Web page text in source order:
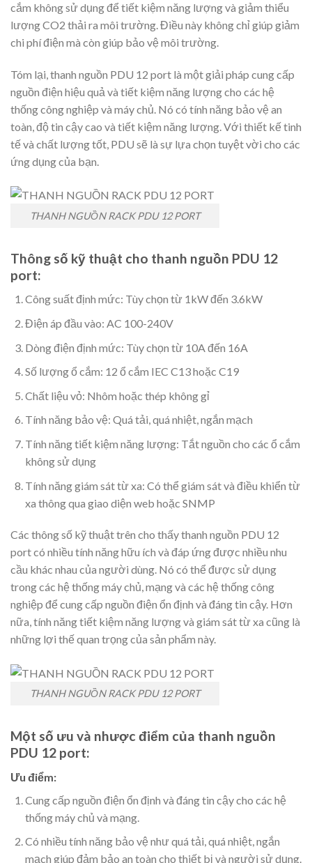
cắm không sử dụng để tiết kiệm năng lượng và giảm thiểu
lượng CO2 thải ra môi trường. Điều này không chỉ giúp giảm
chi phí điện mà còn giúp bảo vệ môi trường.
Tóm lại, thanh nguồn PDU 12 port là một giải pháp cung cấp
nguồn điện hiệu quả và tiết kiệm năng lượng cho các hệ
thống công nghiệp và máy chủ. Nó có tính năng bảo vệ an
toàn, độ tin cậy cao và tiết kiệm năng lượng. Với thiết kế tinh
tế và chất lượng tốt, PDU sẽ là sự lựa chọn tuyệt vời cho các
ứng dụng của bạn.
THANH NGUỒN RACK PDU 12 PORT
Thông số kỹ thuật cho thanh nguồn PDU 12
port:
Công suất định mức: Tùy chọn từ 1kW đến 3.6kW
Điện áp đầu vào: AC 100-240V
Dòng điện định mức: Tùy chọn từ 10A đến 16A
Số lượng ổ cắm: 12 ổ cắm IEC C13 hoặc C19
Chất liệu vỏ: Nhôm hoặc thép không gỉ
Tính năng bảo vệ: Quá tải, quá nhiệt, ngắn mạch
Tính năng tiết kiệm năng lượng: Tắt nguồn cho các ổ cắm
không sử dụng
Tính năng giám sát từ xa: Có thể giám sát và điều khiển từ
xa thông qua giao diện web hoặc SNMP
Các thông số kỹ thuật trên cho thấy thanh nguồn PDU 12
port có nhiều tính năng hữu ích và đáp ứng được nhiều nhu
cầu khác nhau của người dùng. Nó có thể được sử dụng
trong các hệ thống máy chủ, mạng và các hệ thống công
nghiệp để cung cấp nguồn điện ổn định và đáng tin cậy. Hơn
nữa, tính năng tiết kiệm năng lượng và giám sát từ xa cũng là
những lợi thế quan trọng của sản phẩm này.
THANH NGUỒN RACK PDU 12 PORT
Một số ưu và nhược điểm của thanh nguồn
PDU 12 port:
Ưu điểm:
Cung cấp nguồn điện ổn định và đáng tin cậy cho các hệ
thống máy chủ và mạng.
Có nhiều tính năng bảo vệ như quá tải, quá nhiệt, ngắn
mạch giúp đảm bảo an toàn cho thiết bị và người sử dụng.